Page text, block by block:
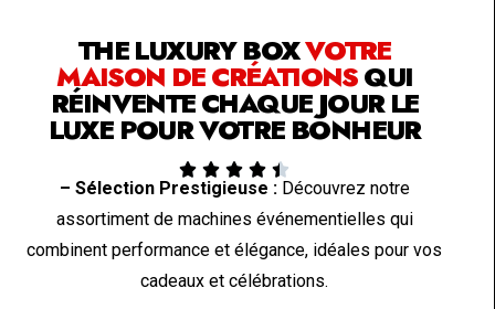
THE LUXURY BOXVOTRE
MAISON DE CRÉATIONSQUI
RÉINVENTE CHAQUE JOUR LE
LUXE POUR VOTRE BONHEUR
    
– Sélection Prestigieuse :Découvrez notre
assortiment de machines événementielles qui
combinent performance et élégance, idéales pour vos
cadeaux et célébrations.